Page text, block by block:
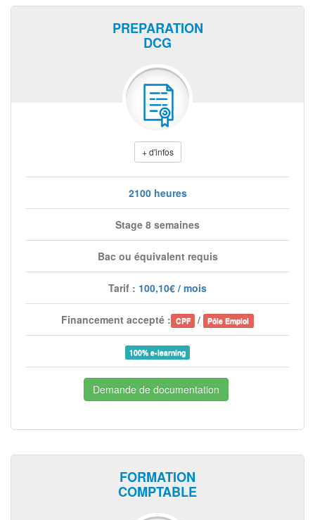
PREPARATION
DCG
+ d'infos
2100 heures
Stage 8 semaines
Bac ou équivalent requis
Tarif : 100,10€ / mois
Financement accepté : CPF / Pôle Emploi
100% e-learning
Demande de documentation
FORMATION
COMPTABLE